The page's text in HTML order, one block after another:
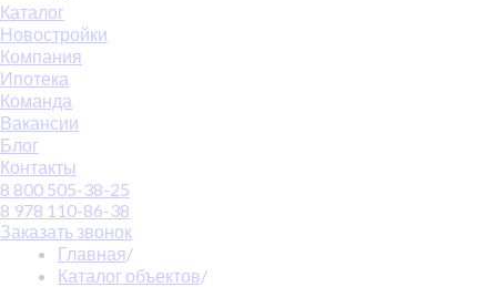
Каталог
Новостройки
Компания
Ипотека
Команда
Вакансии
Блог
Контакты
8 800 505-38-25
8 978 110-86-38
Заказать звонок
Главная/
Каталог объектов/